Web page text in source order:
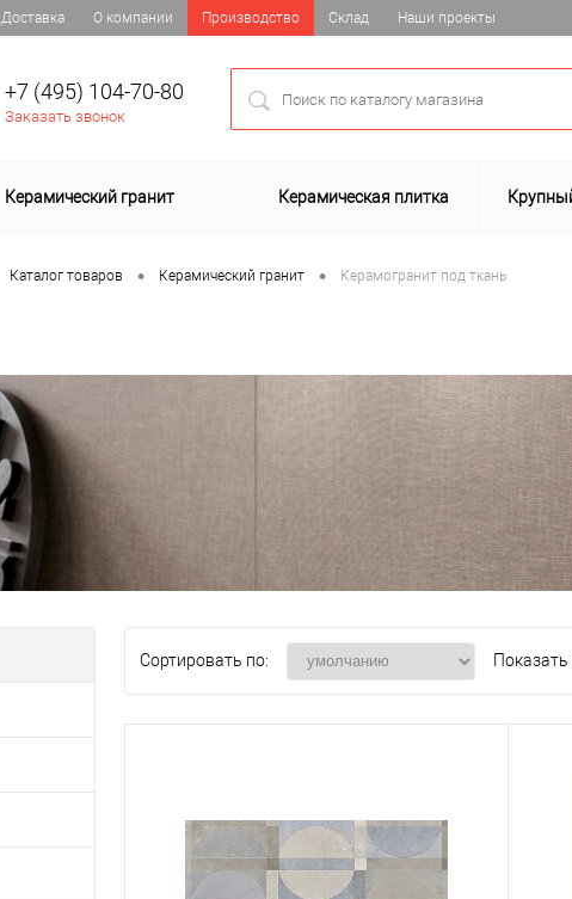
Доставка О компании Производство Склад Наши проекты
+7 (495) 104-70-80
Заказать звонок
Керамический гранит Керамическая плитка
Каталог товаров • Керамический гранит • Керамогранит под ткань
Сортировать по: Показать